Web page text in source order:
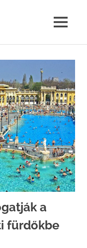
MENU
a
fürdőkbe